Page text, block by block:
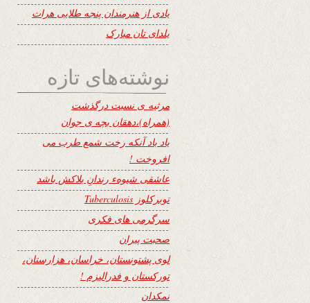
یادی از هنرمندان پنجه طلایی هرات
یلدای تان مبارک
نوشته‌های تازه
مرثیه ی نسبت درگذشت
(همراه)،دهقان بچه ی جوان
یاد باد آنکه رخت شمع طرب می
افروخت !
عاشقی شیوهء رندانِ بلاکش باشد
توبرکلوز Tuberculosis
سرگرمی های فکری
صحبت پیران
لوی پشتونستان، خراسان، هزارستان،
تورکستان و فدرالیزم !
نمکدان